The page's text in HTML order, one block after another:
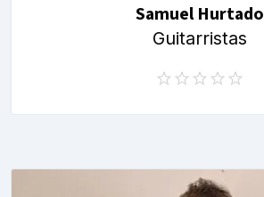
Samuel Hurtado
Guitarristas